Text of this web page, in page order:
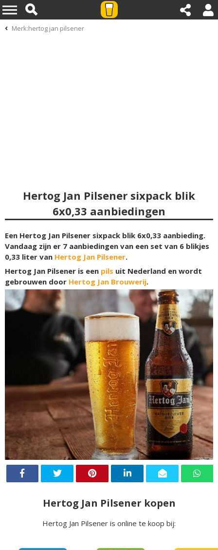
Merk:hertog jan pilsener
Hertog Jan Pilsener sixpack blik
6x0,33 aanbiedingen
Een Hertog Jan Pilsener sixpack blik 6x0,33 aanbieding.
Vandaag zijn er 7 aanbiedingen van een set van 6 blikjes
0,33 liter van Hertog Jan Pilsener.
Hertog Jan Pilsener is een pils uit Nederland en wordt
gebrouwen door Hertog Jan Brouwerij.
Hertog Jan Pilsener kopen
Hertog Jan Pilsener is online te koop bij: